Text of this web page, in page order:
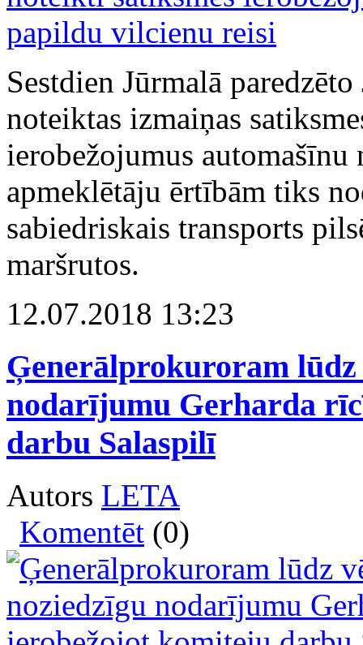
Sestdien Jūrmalā
noteiktas izmaiņas
ierobežojumus automašīnu
apmeklētāju ērtībām tiks
sabiedriskais transports
maršrutos.
12.07.2018 13:23
Ģenerālprokuroram
nodarījumu Gerharda
darbu Salaspilī
Autors LETA
Komentēt (0)